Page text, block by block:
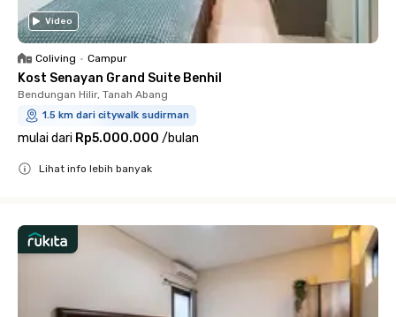
Video
Coliving • Campur
Kost Senayan Grand Suite Benhil
Bendungan Hilir, Tanah Abang
1.5 km dari citywalk sudirman
mulai dari Rp5.000.000 /bulan
Lihat info lebih banyak